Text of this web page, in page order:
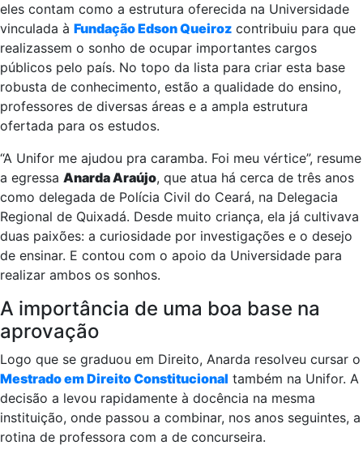
eles contam como a estrutura oferecida na Universidade
vinculada à Fundação Edson Queiroz contribuiu para que
realizassem o sonho de ocupar importantes cargos
públicos pelo país. No topo da lista para criar esta base
robusta de conhecimento, estão a qualidade do ensino,
professores de diversas áreas e a ampla estrutura
ofertada para os estudos.
“A Unifor me ajudou pra caramba. Foi meu vértice”, resume
a egressa Anarda Araújo, que atua há cerca de três anos
como delegada de Polícia Civil do Ceará, na Delegacia
Regional de Quixadá. Desde muito criança, ela já cultivava
duas paixões: a curiosidade por investigações e o desejo
de ensinar. E contou com o apoio da Universidade para
realizar ambos os sonhos.
A importância de uma boa base na
aprovação
Logo que se graduou em Direito, Anarda resolveu cursar o
Mestrado em Direito Constitucional também na Unifor. A
decisão a levou rapidamente à docência na mesma
instituição, onde passou a combinar, nos anos seguintes, a
rotina de professora com a de concurseira.